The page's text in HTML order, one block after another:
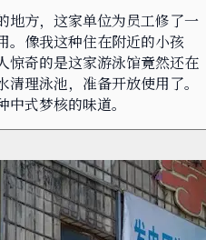
地方，这家单位为员工修了一
。像我这种住在附近的小孩
惊奇的是这家游泳馆竟然还在
理泳池，准备开放使用了。
式梦核的味道。